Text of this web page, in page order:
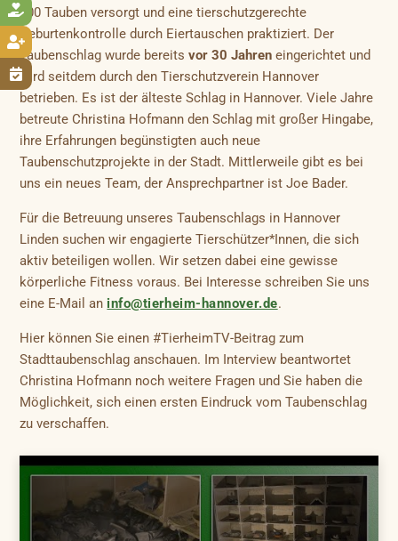



200 Tauben versorgt und eine tierschutzgerechte
Geburtenkontrolle durch Eiertauschen praktiziert. Der
Taubenschlag wurde bereitsvor 30 Jahren eingerichtet und
wird seitdem durch den Tierschutzverein Hannover
betrieben. Es ist der älteste Schlag in Hannover. Viele Jahre
betreute Christina Hofmann den Schlag mit großer Hingabe,
ihre Erfahrungen begünstigten auch neue
Taubenschutzprojekte in der Stadt. Mittlerweile gibt es bei
uns ein neues Team, der Ansprechpartner ist Joe Bader.
Für die Betreuung unseres Taubenschlags in Hannover
Linden suchen wir engagierte Tierschützer*Innen, die sich
aktiv beteiligen wollen. Wir setzen dabei eine gewisse
körperliche Fitness voraus. Bei Interesse schreiben Sie uns
eine E-Mail an info@tierheim-hannover.de.
Hier können Sie einen #TierheimTV-Beitrag zum
Stadttaubenschlag anschauen. Im Interview beantwortet
Christina Hofmann noch weitere Fragen und Sie haben die
Möglichkeit, sich einen ersten Eindruck vom Taubenschlag
zu verschaffen.